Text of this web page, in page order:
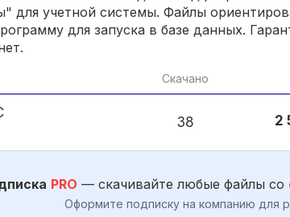
для учетной системы. Файлы
для запуска в базе данных.
Скачано
38 2
PRO — скачивайте любые файлы со
Оформите подписку на компанию для